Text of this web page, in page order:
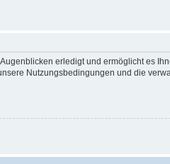
erledigt und ermöglicht es
Nutzungsbedingungen und die